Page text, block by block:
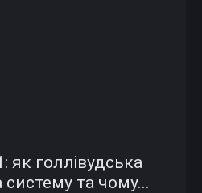
як голлівудська
та чому...